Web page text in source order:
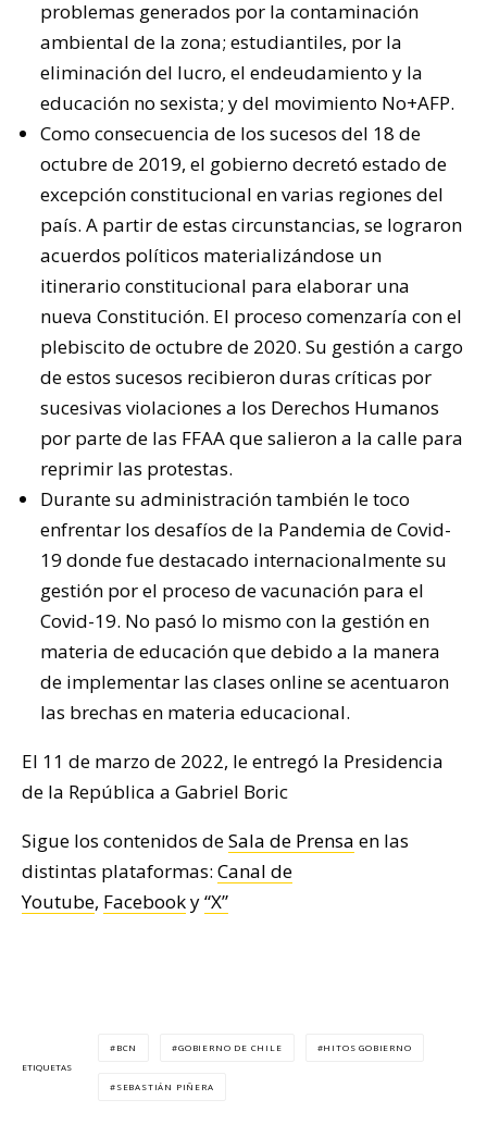
problemas generados por la contaminación
ambiental de la zona; estudiantiles, por la
eliminación del lucro, el endeudamiento y la
educación no sexista; y del movimiento No+AFP.
Como consecuencia de los sucesos del 18 de
octubre de 2019, el gobierno decretó estado de
excepción constitucional en varias regiones del
país. A partir de estas circunstancias, se lograron
acuerdos políticos materializándose un
itinerario constitucional para elaborar una
nueva Constitución. El proceso comenzaría con el
plebiscito de octubre de 2020. Su gestión a cargo
de estos sucesos recibieron duras críticas por
sucesivas violaciones a los Derechos Humanos
por parte de las FFAA que salieron a la calle para
reprimir las protestas.
Durante su administración también le toco
enfrentar los desafíos de la Pandemia de Covid-
19 donde fue destacado internacionalmente su
gestión por el proceso de vacunación para el
Covid-19. No pasó lo mismo con la gestión en
materia de educación que debido a la manera
de implementar las clases online se acentuaron
las brechas en materia educacional.
El 11 de marzo de 2022, le entregó la Presidencia
de la República a Gabriel Boric
Sigue los contenidos deSala de Prensa en las
distintas plataformas: Canal de
Youtube, Facebooky“X”
ETIQUETAS
BCN GOBIERNO DE CHILE HITOS GOBIERNO
SEBASTIÁN PIÑERA